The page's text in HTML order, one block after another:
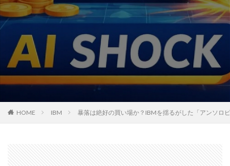
HOME IBM 暴落は絶好の買い場か？IBMを揺るがした「アンソロ